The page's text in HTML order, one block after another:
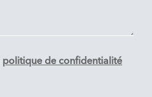
politique de confidentialité